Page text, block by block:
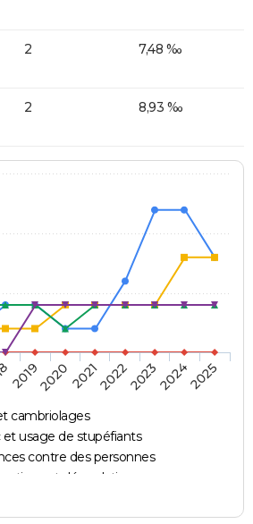
2 7,48 ‰
2 8,93 ‰
cambriolages
et usage de stupéfiants
contre des personnes
et dégradations
2019202020212022202320242025